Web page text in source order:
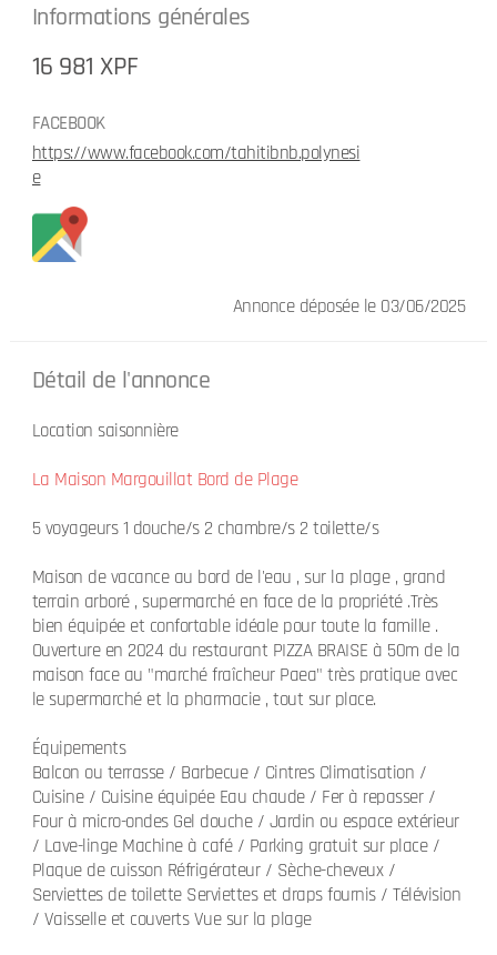
Informations générales
16 981 XPF
FACEBOOK
https://www.facebook.com/tahitibnb.polynesi
e
Annonce déposée le 03/06/2025
Détail de l'annonce
Location saisonnière
La Maison Margouillat Bord de Plage
5 voyageurs 1 douche/s 2 chambre/s 2 toilette/s
Maison de vacance au bord de l'eau , sur la plage , grand
terrain arboré , supermarché en face de la propriété .Très
bien équipée et confortable idéale pour toute la famille .
Ouverture en 2024 du restaurant PIZZA BRAISE à 50m de la
maison face au "marché fraîcheur Paea" très pratique avec
le supermarché et la pharmacie , tout sur place.
Équipements
Balcon ou terrasse / Barbecue / Cintres Climatisation /
Cuisine / Cuisine équipée Eau chaude / Fer à repasser /
Four à micro-ondes Gel douche / Jardin ou espace extérieur
/ Lave-linge Machine à café / Parking gratuit sur place /
Plaque de cuisson Réfrigérateur / Sèche-cheveux /
Serviettes de toilette Serviettes et draps fournis / Télévision
/ Vaisselle et couverts Vue sur la plage